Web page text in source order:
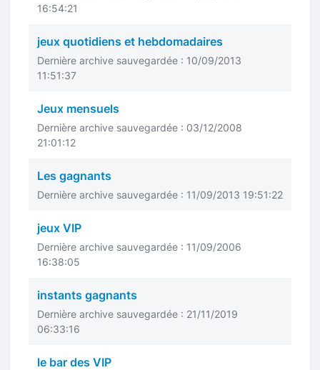
16:54:21
jeux quotidiens et hebdomadaires
Dernière archive sauvegardée : 10/09/2013
11:51:37
Jeux mensuels
Dernière archive sauvegardée : 03/12/2008
21:01:12
Les gagnants
Dernière archive sauvegardée : 11/09/2013 19:51:22
jeux VIP
Dernière archive sauvegardée : 11/09/2006
16:38:05
instants gagnants
Dernière archive sauvegardée : 21/11/2019
06:33:16
le bar des VIP